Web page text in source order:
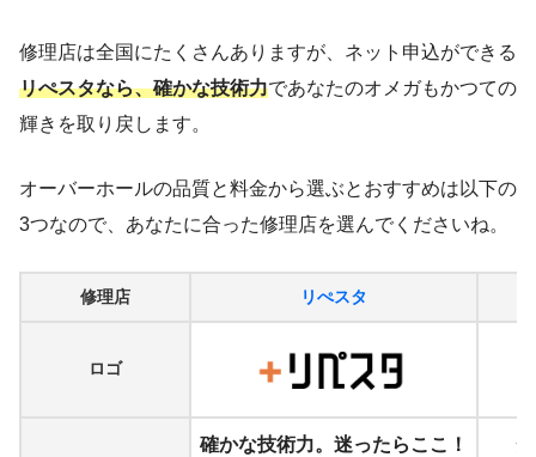
修理店は全国にたくさんありますが、ネット申込ができる
リぺスタなら、確かな技術力であなたのオメガもかつての
輝きを取り戻します。
オーバーホールの品質と料金から選ぶとおすすめは以下の
3つなので、あなたに合った修理店を選んでくださいね。
修理店 リぺスタ
ロゴ
確かな技術力。迷ったらここ！